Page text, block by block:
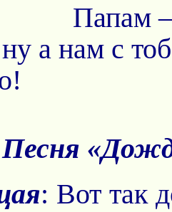
а нам с
Песня
: Вот так